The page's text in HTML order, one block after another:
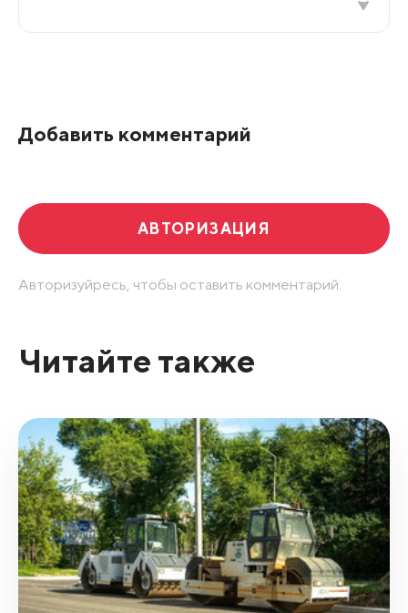
Добавить комментарий
АВТОРИЗАЦИЯ
Авторизуйресь, чтобы оставить комментарий.
Читайте также